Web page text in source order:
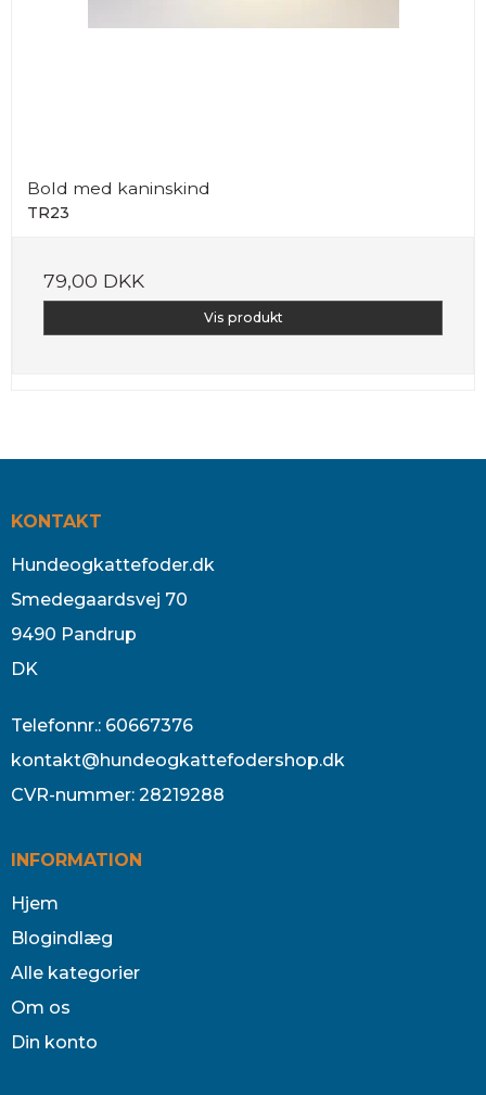
Bold med kaninskind
TR23
79,00 DKK
Vis produkt
KONTAKT
Hundeogkattefoder.dk
Smedegaardsvej 70
9490 Pandrup
DK
Telefonnr.: 60667376
kontakt@hundeogkattefodershop.dk
CVR-nummer: 28219288
INFORMATION
Hjem
Blogindlæg
Alle kategorier
Om os
Din konto